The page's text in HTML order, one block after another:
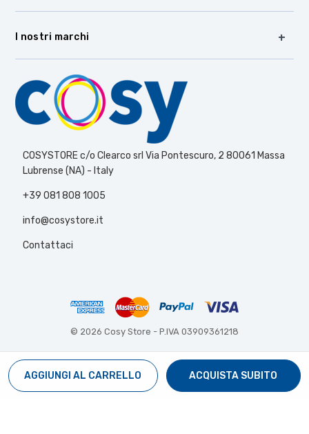
I nostri marchi
COSYSTORE c/o Clearco srl Via Pontescuro, 2 80061 Massa
Lubrense (NA) - Italy
+39 081 808 1005
info@cosystore.it
Contattaci
© 2026 Cosy Store - P.IVA 03909361218